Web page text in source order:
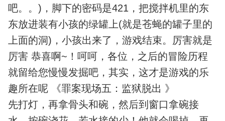
吧。。)，脚下的密码是421，把搅拌机里的东
东放进装有小孩的绿罐上(就是苍蝇的罐子里的
上面的洞)，小孩出来了，游戏结束。厉害就是
厉害 恭喜啊~！呵呵，各位，之后的冒险历程
就留给您慢慢发掘吧，其实，这才是游戏的乐
趣所在呢 《罪案现场五：监狱脱出 》
先打灯，再拿骨头和碗，然后到窗口拿碗接